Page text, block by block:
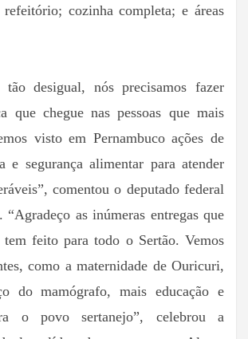
refeitório; cozinha completa; e áreas
desigual, nós precisamos fazer
que chegue nas pessoas que mais
visto em Pernambuco ações de
e segurança alimentar para atender
comentou o deputado federal
as inúmeras entregas que
tem feito para todo o Sertão. Vemos
como a maternidade de Ouricuri,
do mamógrafo, mais educação e
o povo sertanejo”, celebrou a